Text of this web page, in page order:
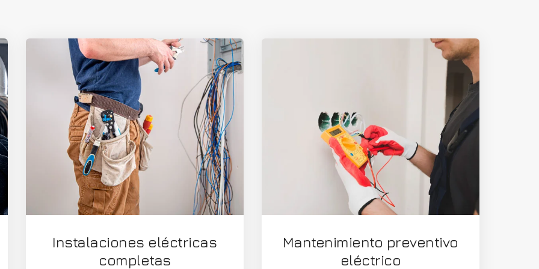
Instalaciones eléctricas
completas
Mantenimiento preventivo
eléctrico